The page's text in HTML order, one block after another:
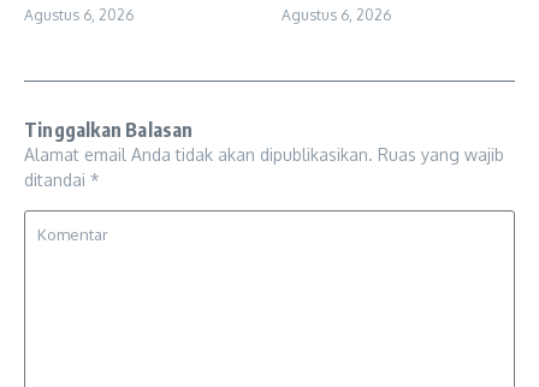
Agustus 6, 2026 Agustus 6, 2026
Tinggalkan Balasan
Alamat email Anda tidak akan dipublikasikan. Ruas yang wajib
ditandai *